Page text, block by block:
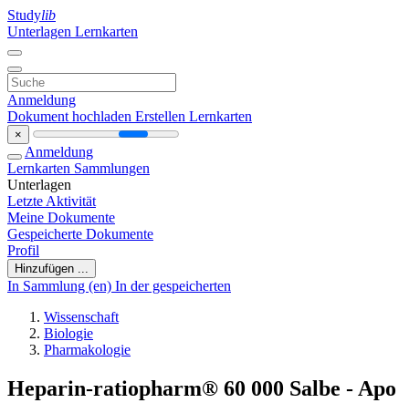
Studylib
Unterlagen Lernkarten
Anmeldung
Dokument hochladen Erstellen Lernkarten
×
Anmeldung
Lernkarten Sammlungen
Unterlagen
Letzte Aktivität
Meine Dokumente
Gespeicherte Dokumente
Profil
Hinzufügen ...
In Sammlung (en) In der gespeicherten
Wissenschaft
Biologie
Pharmakologie
Heparin-ratiopharm® 60 000 Salbe - Apo